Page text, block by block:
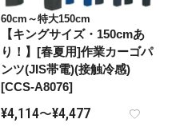
60cm～特大150cm
【キングサイズ・150cmあ
り！】[春夏用]作業カーゴパ
ンツ(JIS帯電)(接触冷感)
[CCS-A8076]
¥4,114〜¥4,477